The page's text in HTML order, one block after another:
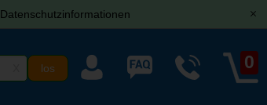
Datenschutzinformationen [x]
0